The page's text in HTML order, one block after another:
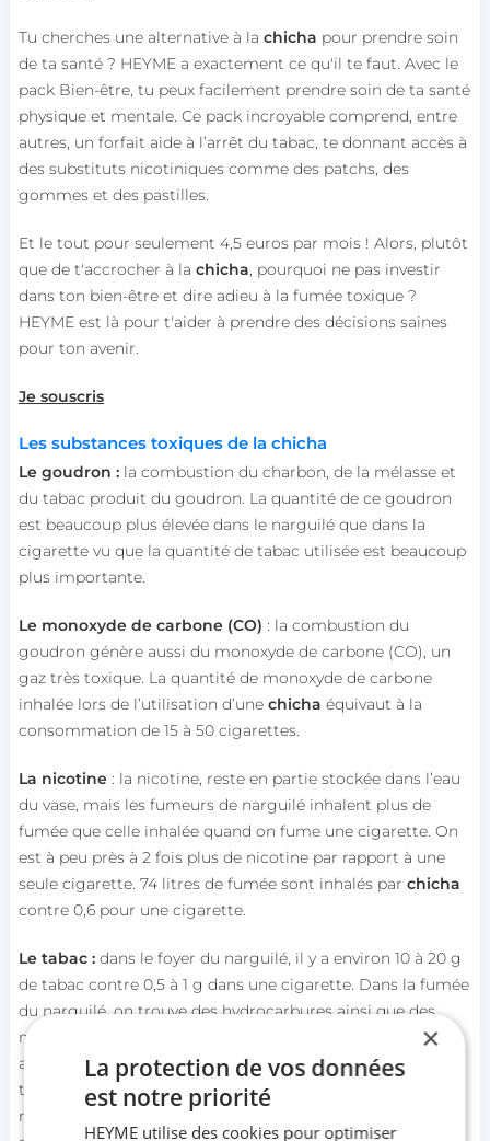
Tu cherches une alternative à la chicha pour prendre soin
de ta santé ? HEYME a exactement ce qu'il te faut. Avec le
pack Bien-être, tu peux facilement prendre soin de ta santé
physique et mentale. Ce pack incroyable comprend, entre
autres, un forfait aide à l’arrêt du tabac, te donnant accès à
des substituts nicotiniques comme des patchs, des
gommes et des pastilles.
Et le tout pour seulement 4,5 euros par mois ! Alors, plutôt
que de t'accrocher à la chicha , pourquoi ne pas investir
dans ton bien-être et dire adieu à la fumée toxique ?
HEYME est là pour t'aider à prendre des décisions saines
pour ton avenir.
Je souscris
Les substances toxiques de la chicha
Le goudron : la combustion du charbon, de la mélasse et
du tabac produit du goudron. La quantité de ce goudron
est beaucoup plus élevée dans le narguilé que dans la
cigarette vu que la quantité de tabac utilisée est beaucoup
plus importante.
Le monoxyde de carbone (CO) : la combustion du
goudron génère aussi du monoxyde de carbone (CO), un
gaz très toxique. La quantité de monoxyde de carbone
inhalée lors de l’utilisation d’une chicha équivaut à la
consommation de 15 à 50 cigarettes.
La nicotine : la nicotine, reste en partie stockée dans l’eau
du vase, mais les fumeurs de narguilé inhalent plus de
fumée que celle inhalée quand on fume une cigarette. On
est à peu près à 2 fois plus de nicotine par rapport à une
seule cigarette. 74 litres de fumée sont inhalés par chicha
contre 0,6 pour une cigarette.
Le tabac : dans le foyer du narguilé, il y a environ 10 à 20 g
de tabac contre 0,5 à 1 g dans une cigarette. Dans la fumée
du narguilé, on trouve des hydrocarbures ainsi que des
métaux lourds dont la teneur en plomb, chrome, nickel,
arsenic, béryllium, cobalt … est plus élevée que celle qu’on
trouve dans la fumée de la cigarette. Ces hydrocarbures et
métaux lourds proviennent du tabac, du charbon, de la
×
La protection de vos données
est notre priorité
HEYME utilise des cookies pour optimiser